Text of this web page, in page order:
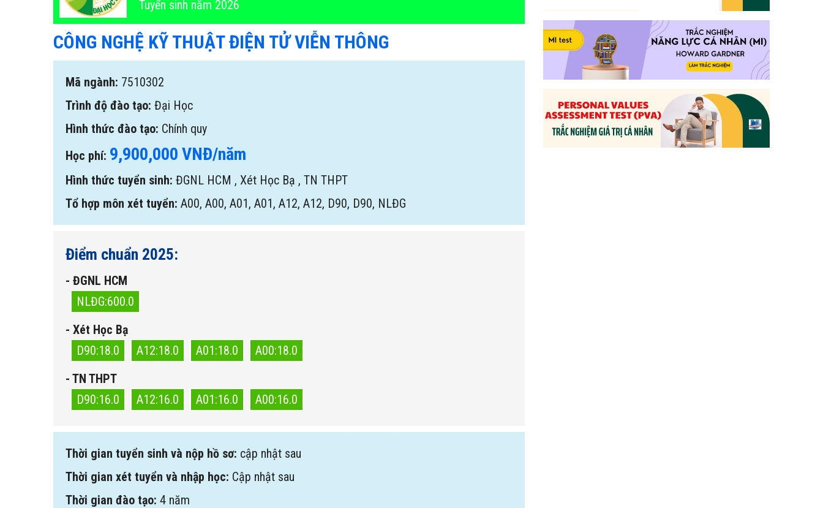
Tuyển sinh năm 2026
CÔNG NGHỆ KỸ THUẬT ĐIỆN TỬ VIỄN THÔNG
Mã ngành: 7510302
Trình độ đào tạo: Đại Học
Hình thức đào tạo: Chính quy
Học phí: 9,900,000 VNĐ/năm
Hình thức tuyển sinh: ĐGNL HCM , Xét Học Bạ , TN THPT
Tổ hợp môn xét tuyển: A00, A00, A01, A01, A12, A12, D90, D90, NLĐG
Điểm chuẩn 2025:
- ĐGNL HCM
NLĐG:600.0
- Xét Học Bạ
D90:18.0
A12:18.0 A01:18.0
A00:18.0
- TN THPT
D90:16.0
A12:16.0 A01:16.0 A00:16.0
Thời gian tuyển sinh và nộp hồ sơ: cập nhật sau
Thời gian xét tuyển và nhập học: Cập nhật sau
Thời gian đào tạo: 4 năm